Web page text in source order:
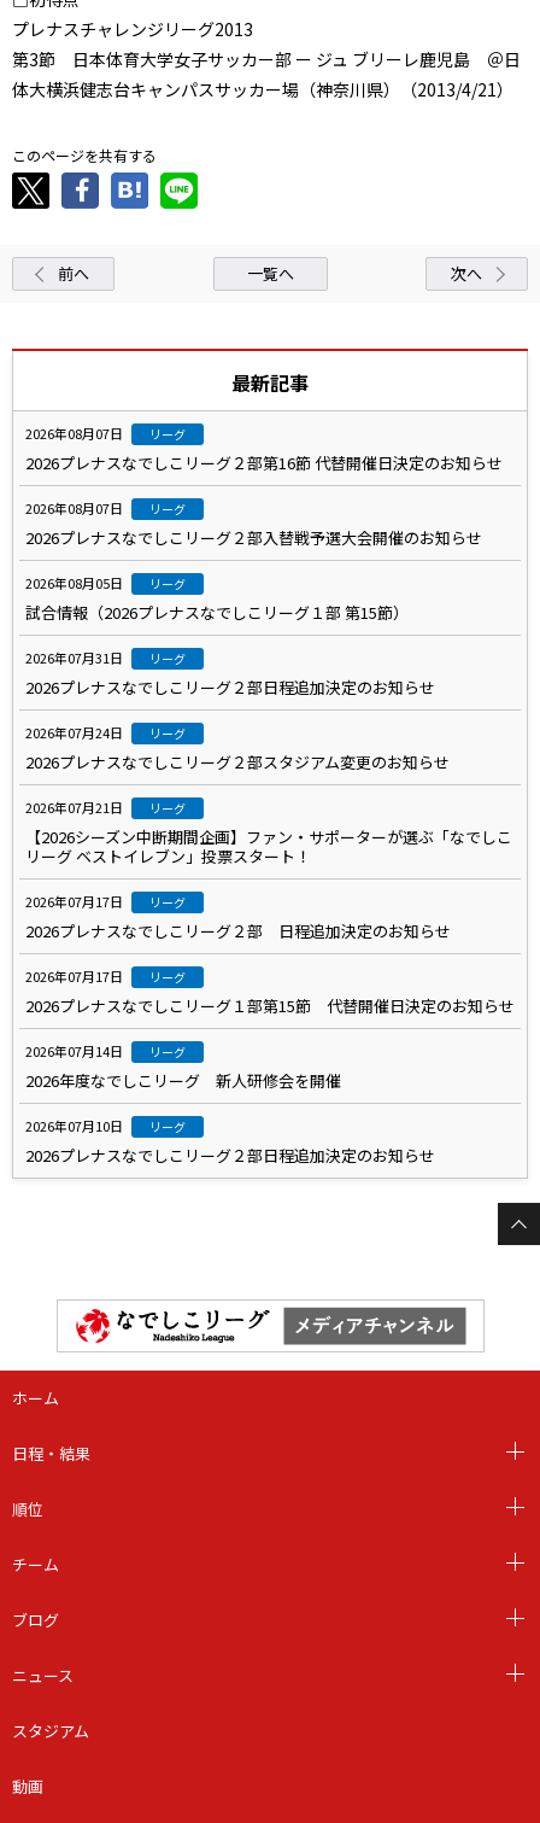
プレナスチャレンジリーグ2013
第3節 日本体育大学女子サッカー部 ー ジュ ブリーレ鹿児島 ＠日
体大横浜健志台キャンパスサッカー場（神奈川県）（2013/4/21）
このページを共有する
前へ 一覧へ 次へ
最新記事
2026年08月07日 リーグ
2026プレナスなでしこリーグ２部第16節 代替開催日決定のお知らせ
2026年08月07日 リーグ
2026プレナスなでしこリーグ２部入替戦予選大会開催のお知らせ
2026年08月05日 リーグ
試合情報（2026プレナスなでしこリーグ１部 第15節）
2026年07月31日 リーグ
2026プレナスなでしこリーグ２部日程追加決定のお知らせ
2026年07月24日 リーグ
2026プレナスなでしこリーグ２部スタジアム変更のお知らせ
2026年07月21日 リーグ
【2026シーズン中断期間企画】ファン・サポーターが選ぶ「なでしこ
リーグ ベストイレブン」投票スタート！
2026年07月17日 リーグ
2026プレナスなでしこリーグ２部 日程追加決定のお知らせ
2026年07月17日 リーグ
2026プレナスなでしこリーグ１部第15節 代替開催日決定のお知らせ
2026年07月14日 リーグ
2026年度なでしこリーグ 新人研修会を開催
2026年07月10日 リーグ
2026プレナスなでしこリーグ２部日程追加決定のお知らせ
ホーム
日程・結果
順位
チーム
ブログ
ニュース
スタジアム
動画